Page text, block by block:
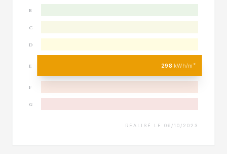
B
C
D
E 298 kWh/m²
F
G
RÉALISÉ LE 06/10/2023